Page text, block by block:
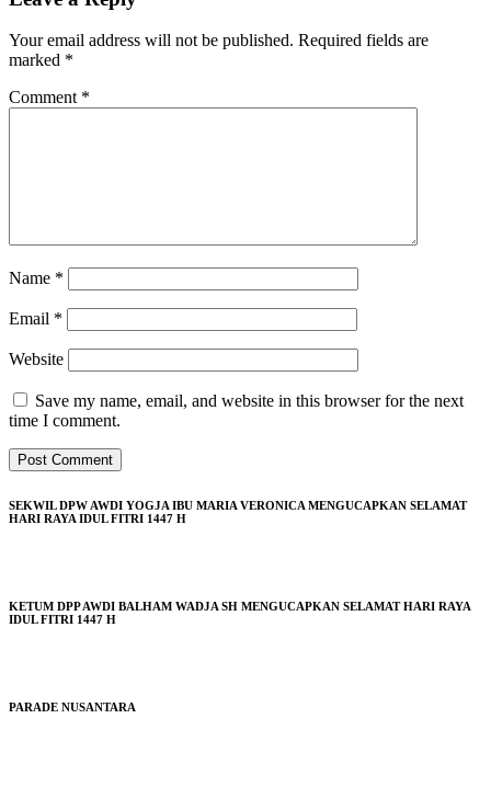
Your email address will not be published. Required fields are
marked *
Comment *
Name *
Email *
Website
Save my name, email, and website in this browser for the next
time I comment.
SEKWIL DPW AWDI YOGJA IBU MARIA VERONICA MENGUCAPKAN SELAMAT
HARI RAYA IDUL FITRI 1447 H
KETUM DPP AWDI BALHAM WADJA SH MENGUCAPKAN SELAMAT HARI RAYA
IDUL FITRI 1447 H
PARADE NUSANTARA